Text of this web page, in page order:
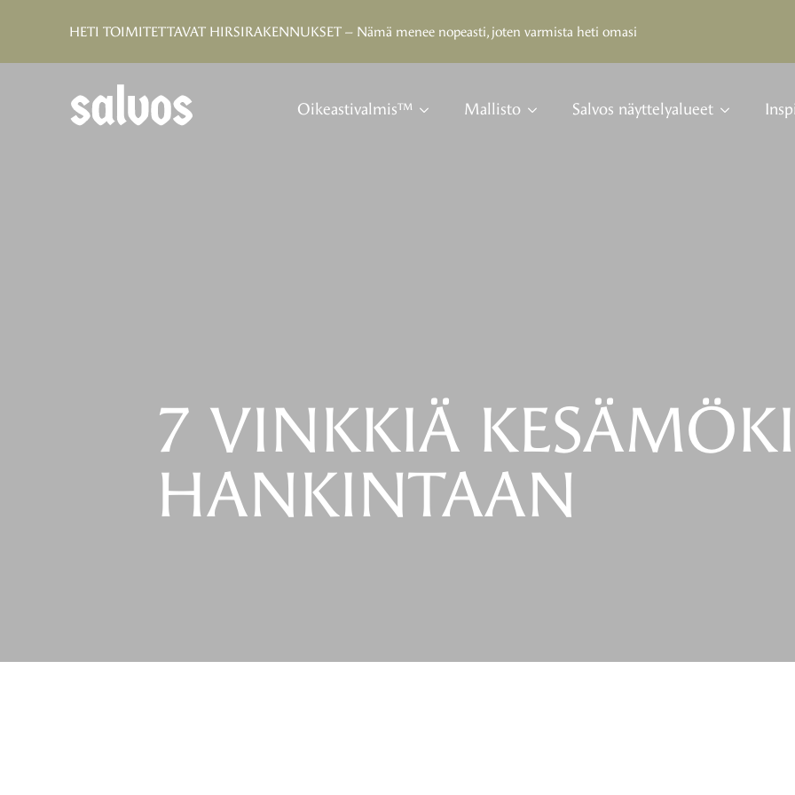
HETI TOIMITETTAVAT HIRSIRAKENNUKSET – Nämä menee nopeasti, joten varmista heti omasi
Oikeastivalmis™ Mallisto Salvos näyttelyalueet
7 VINKKIÄ
HANKINTAAN